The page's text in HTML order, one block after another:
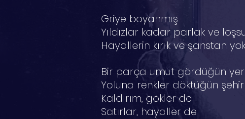
Griye boyanmış
Yıldızlar kadar parlak ve
Hayallerin kırık ve şanstan
Bir parça umut gördüğün
Yoluna renkler döktüğün
Kaldırım, gökler de
Satırlar, hayaller de